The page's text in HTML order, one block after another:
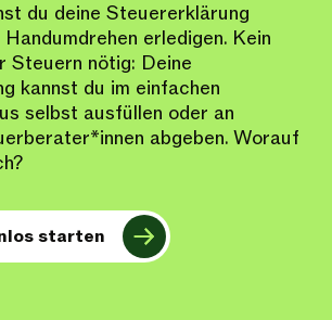
du deine Steuererklärung
erledigen. Kein
Steuern nötig: Deine
kannst du im einfachen
selbst ausfüllen oder an
abgeben. Worauf
starten